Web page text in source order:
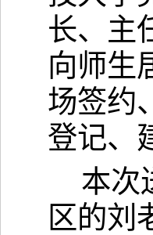
长、主
向师生
场签约
登记、
本次
区的刘